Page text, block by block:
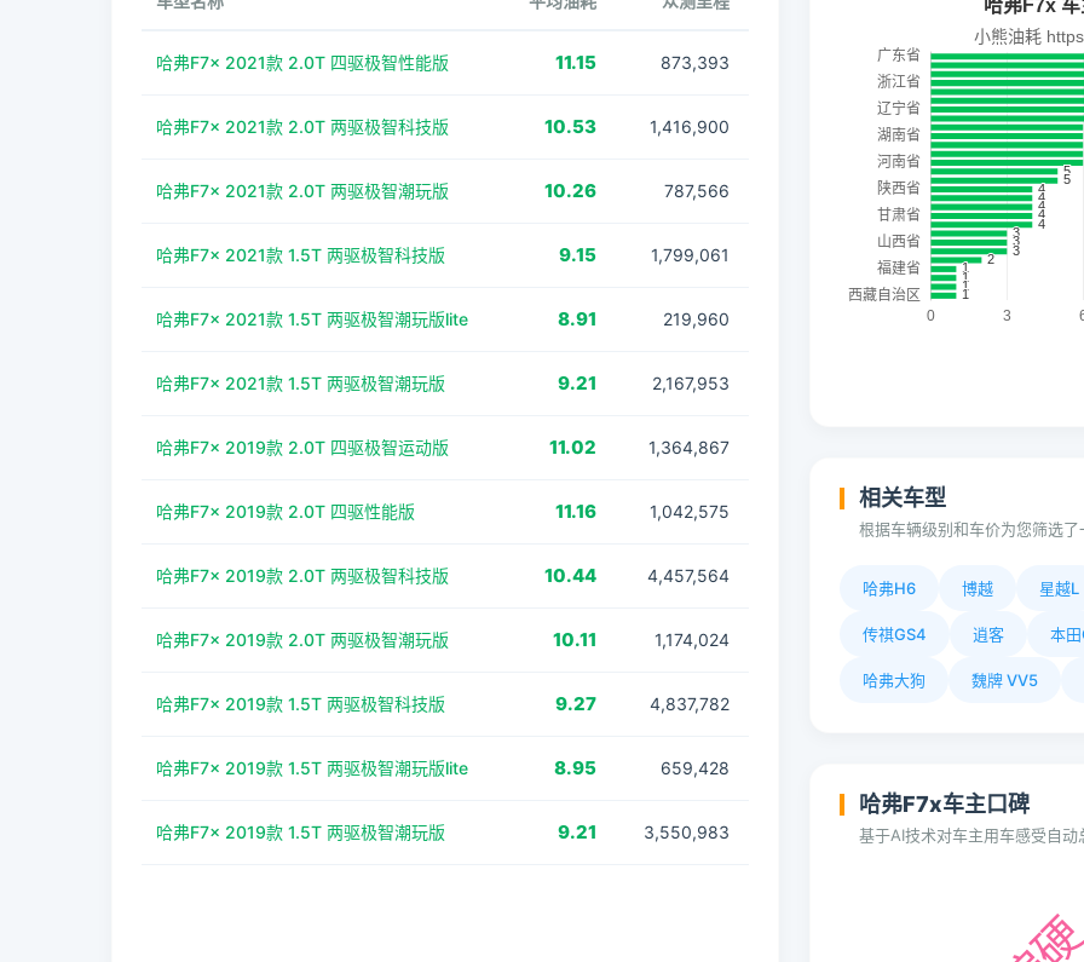
哈弗F7x 2021款 2.0T 四驱极智性能版 11.15 873,393
哈弗F7x 2021款 2.0T 两驱极智科技版 10.53 1,416,900
哈弗F7x 2021款 2.0T 两驱极智潮玩版 10.26 787,566
哈弗F7x 2021款 1.5T 两驱极智科技版 9.15 1,799,061
哈弗F7x 2021款 1.5T 两驱极智潮玩版lite 8.91 219,960
哈弗F7x 2021款 1.5T 两驱极智潮玩版 9.21 2,167,953
哈弗F7x 2019款 2.0T 四驱极智运动版 11.02 1,364,867
哈弗F7x 2019款 2.0T 四驱性能版 11.16 1,042,575
哈弗F7x 2019款 2.0T 两驱极智科技版 10.44 4,457,564
哈弗F7x 2019款 2.0T 两驱极智潮玩版 10.11 1,174,024
哈弗F7x 2019款 1.5T 两驱极智科技版 9.27 4,837,782
哈弗F7x 2019款 1.5T 两驱极智潮玩版lite 8.95 659,428
哈弗F7x 2019款 1.5T 两驱极智潮玩版 9.21 3,550,983
相关车型
根据车辆级别和车价为您筛选
哈弗H6 博越 星越L
传祺GS4 逍客 本
哈弗大狗 魏牌 VV5
哈弗F7x车主口碑
基于AI技术对车主用车感受自